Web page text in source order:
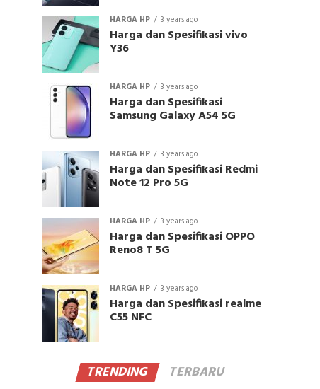
HARGA HP 3 years ago
Harga dan Spesifikasi vivo
Y36
HARGA HP 3 years ago
Harga dan Spesifikasi
Samsung Galaxy A54 5G
HARGA HP 3 years ago
Harga dan Spesifikasi Redmi
Note 12 Pro 5G
HARGA HP 3 years ago
Harga dan Spesifikasi OPPO
Reno8 T 5G
HARGA HP 3 years ago
Harga dan Spesifikasi realme
C55 NFC
TRENDING TERBARU